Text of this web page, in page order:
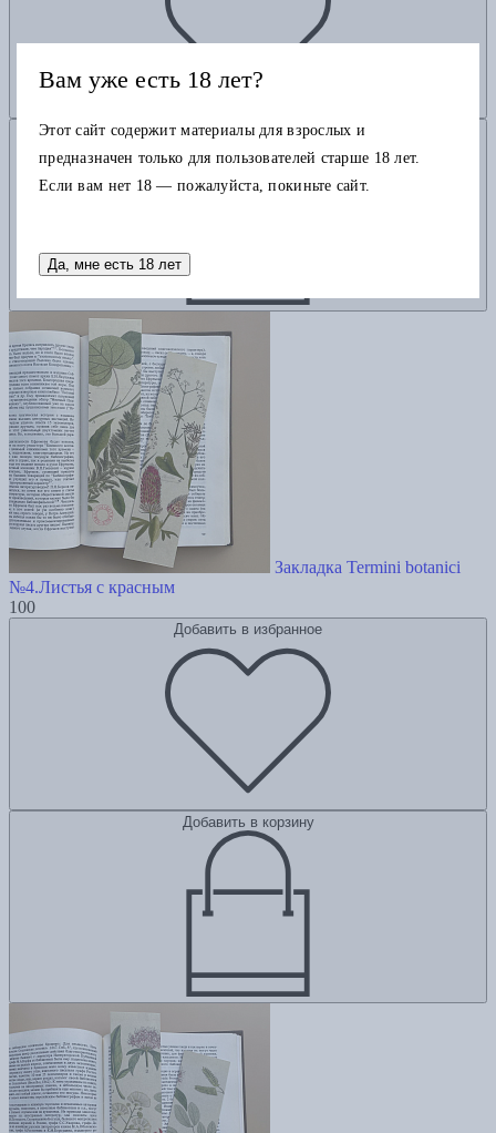
Добавить в корзину
Закладка Termini botanici
№4.Листья с красным
100
Добавить в избранное
Добавить в корзину
Вам уже есть 18 лет?
Этот сайт содержит материалы для взрослых и
предназначен только для пользователей старше 18 лет.
Если вам нет 18 — пожалуйста, покиньте сайт.
Да, мне есть 18 лет